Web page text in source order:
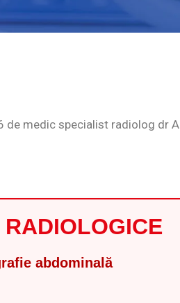
de medic specialist radiolog dr
RADIOLOGICE
abdominală